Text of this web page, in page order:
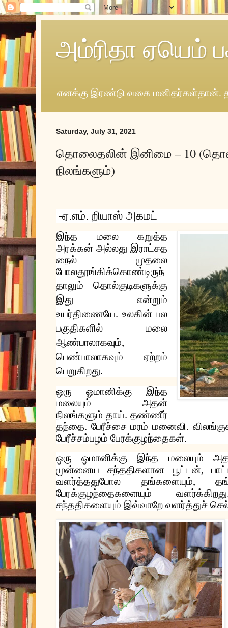
அம்ரிதா ஏயெம்
எனக்கு இரண்டு வகை மனிதர்கள்தான்.
Saturday, July 31, 2021
தொலைதலின் இனிமை – 10
நிலங்களும்)
-ஏ.எம். றியாஸ் அகமட்
இந்த மலை
கறுத்த
அரக்கன் அல்லது இராட்சத
நைல்
முதலை
போலதூங்கிக்கொண்டிருந்
தாலும்
தொல்குடிகளுக்கு
இது
என்றும்
உயர்திணையே. உலகின் பல
பகுதிகளில்
மலை
ஆண்பாலாகவும்,
பெண்பாலாகவும்
ஏற்றம்
பெறுகிறது.
ஒரு ஓமானிக்கு
இந்த
மலையும்
அதன்
நிலங்களும் தாய்.தண்ணீர்
தந்தை. பேரீச்சை மரம் மனைவி.
பேரீச்சம்பழம் பேரக்குழந்தைகள்.
ஒரு
ஓமானிக்கு இந்த மலையும்
முன்னைய
சந்ததிகளான பூட்டன்,
வளர்த்ததுபோல
தங்களையும்,
பேரக்குழந்தைகளையும்
வளர்க்கிறது
சந்ததிகளையும் இவ்வாறே வளர்த்துச்